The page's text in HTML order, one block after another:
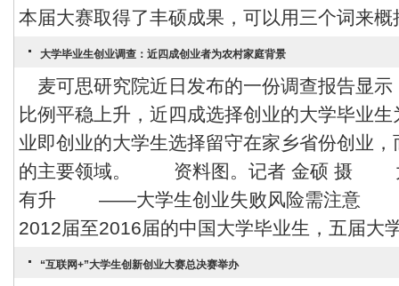
本届大赛取得了丰硕成果，可以用三个词来
大学毕业生创业调查：近四成创业者为农村家庭背景
麦可思研究院近日发布的一份调查报告显示
比例平稳上升，近四成选择创业的大学毕业
业即创业的大学生选择留守在家乡省份创业
的主要领域。 资料图。记者 金硕 摄 大
有升 ——大学生创业失败风险需注意 这
2012届至2016届的中国大学毕业生，五届大
“互联网+”大学生创新创业大赛总决赛举办